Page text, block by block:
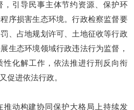
，引导民事主体节约资源、保护环
序损害生态环境。行政检察监督要
、占地规划许可、土地征收等行政
生态环境领域行政违法行为监督，
性化解工作，依法推进行刑反向衔
促进依法行政。
动构建协同保护大格局上持续发